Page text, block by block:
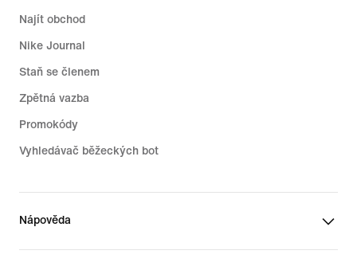
Najít obchod
Nike Journal
Staň se členem
Zpětná vazba
Promokódy
Vyhledávač běžeckých bot
Nápověda